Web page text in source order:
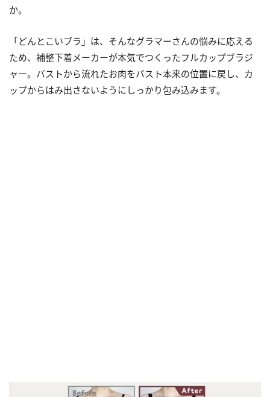
か。
「どんとこいブラ」は、そんなグラマーさんの悩みに応える
ため、補整下着メーカーが本気でつくったフルカップブラジ
ャー。バストから流れたお肉をバスト本来の位置に戻し、カ
ップからはみ出さないようにしっかり包み込みます。